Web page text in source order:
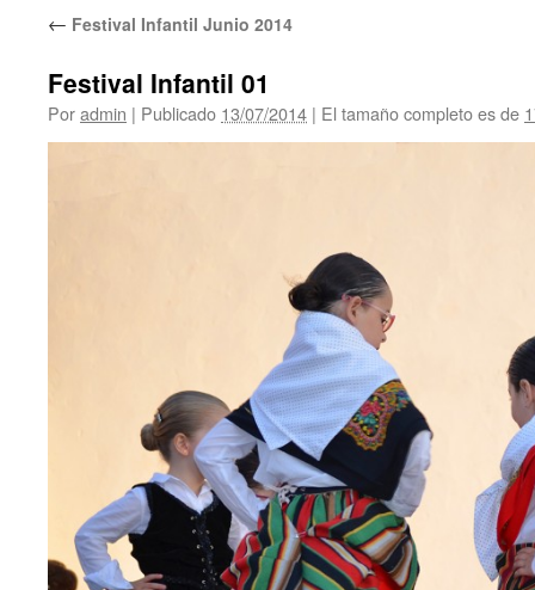
← Festival Infantil Junio 2014
Festival Infantil 01
Poradmin | Publicado 13/07/2014 | El tamaño completo es de